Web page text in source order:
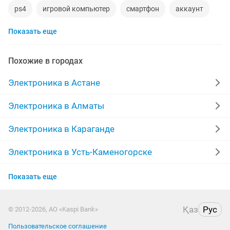
ps4 игровой компьютер смартфон аккаунт
материнская плата
беспроводные наушники
обмен ddr2 xiaomi
gtx пылесос ipad 2
Показать еще
Похожие в городах
Электроника в Астане
Электроника в Алматы
Электроника в Караганде
Электроника в Усть-Каменогорске
Электроника в Актобе
Электроника в Уральске
Показать еще
© 2012-2026, АО «Kaspi Bank» Қаз Рус
Пользовательское соглашение